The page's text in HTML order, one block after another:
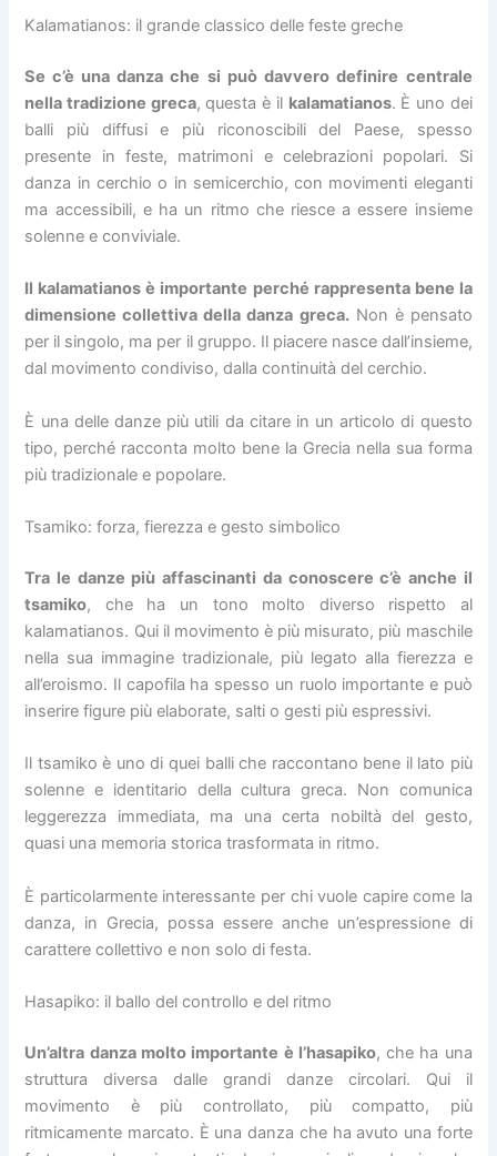
Kalamatianos: il grande classico delle feste greche
Se c’è una danza che si può davvero definire centrale
nella tradizione greca, questa è il kalamatianos. È uno dei
balli più diffusi e più riconoscibili del Paese, spesso
presente in feste, matrimoni e celebrazioni popolari. Si
danza in cerchio o in semicerchio, con movimenti eleganti
ma accessibili, e ha un ritmo che riesce a essere insieme
solenne e conviviale.
Il kalamatianos è importante perché rappresenta bene la
dimensione collettiva della danza greca.Non è pensato
per il singolo, ma per il gruppo. Il piacere nasce dall’insieme,
dal movimento condiviso, dalla continuità del cerchio.
È una delle danze più utili da citare in un articolo di questo
tipo, perché racconta molto bene la Grecia nella sua forma
più tradizionale e popolare.
Tsamiko: forza, fierezza e gesto simbolico
Tra le danze più affascinanti da conoscere c’è anche il
tsamiko, che ha un tono molto diverso rispetto al
kalamatianos. Qui il movimento è più misurato, più maschile
nella sua immagine tradizionale, più legato alla fierezza e
all’eroismo. Il capofila ha spesso un ruolo importante e può
inserire figure più elaborate, salti o gesti più espressivi.
Il tsamiko è uno di quei balli che raccontano bene il lato più
solenne e identitario della cultura greca. Non comunica
leggerezza immediata, ma una certa nobiltà del gesto,
quasi una memoria storica trasformata in ritmo.
È particolarmente interessante per chi vuole capire come la
danza, in Grecia, possa essere anche un’espressione di
carattere collettivo e non solo di festa.
Hasapiko: il ballo del controllo e del ritmo
Un’altra danza molto importante è l’hasapiko, che ha una
struttura diversa dalle grandi danze circolari. Qui il
movimento è più controllato, più compatto, più
ritmicamente marcato. È una danza che ha avuto una forte